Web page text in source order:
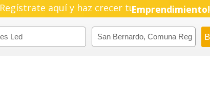
Regístrate aquí y haz crecer tuEmprendimiento!